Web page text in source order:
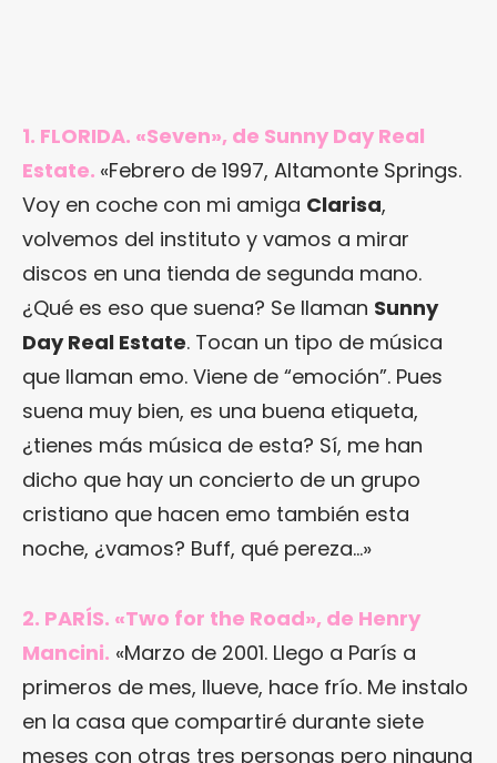
1. FLORIDA. «Seven», de Sunny Day Real
Estate. «Febrero de 1997, Altamonte Springs.
Voy en coche con mi amiga Clarisa,
volvemos del instituto y vamos a mirar
discos en una tienda de segunda mano.
¿Qué es eso que suena? Se llaman Sunny
Day Real Estate. Tocan un tipo de música
que llaman emo. Viene de “emoción”. Pues
suena muy bien, es una buena etiqueta,
¿tienes más música de esta? Sí, me han
dicho que hay un concierto de un grupo
cristiano que hacen emo también esta
noche, ¿vamos? Buff, qué pereza…»
2. PARÍS. «Two for the Road», de Henry
Mancini. «Marzo de 2001. Llego a París a
primeros de mes, llueve, hace frío. Me instalo
en la casa que compartiré durante siete
meses con otras tres personas pero ninguna